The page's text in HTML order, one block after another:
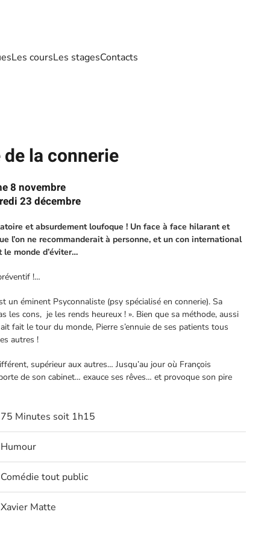
Les coursLes stagesContacts
la connerie
8 novembre
23 décembre
et absurdement loufoque ! Un face à face hilarant et
l’on ne recommanderait à personne, et un con international
le monde d’éviter…
!…
un éminent Psyconnaliste (psy spécialisé en connerie). Sa
les cons, je les rends heureux ! ». Bien que sa méthode, aussi
fait le tour du monde, Pierre s’ennuie de ses patients tous
autres !
supérieur aux autres… Jusqu’au jour où François
de son cabinet… exauce ses rêves… et provoque son pire
75 Minutes soit 1h15
Humour
Comédie tout public
Xavier Matte